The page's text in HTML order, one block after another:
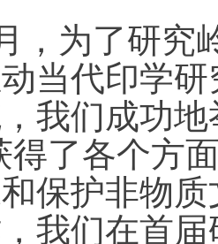
，为了研究
当代印学
我们成功
得了各个方
保护非物
我们在首